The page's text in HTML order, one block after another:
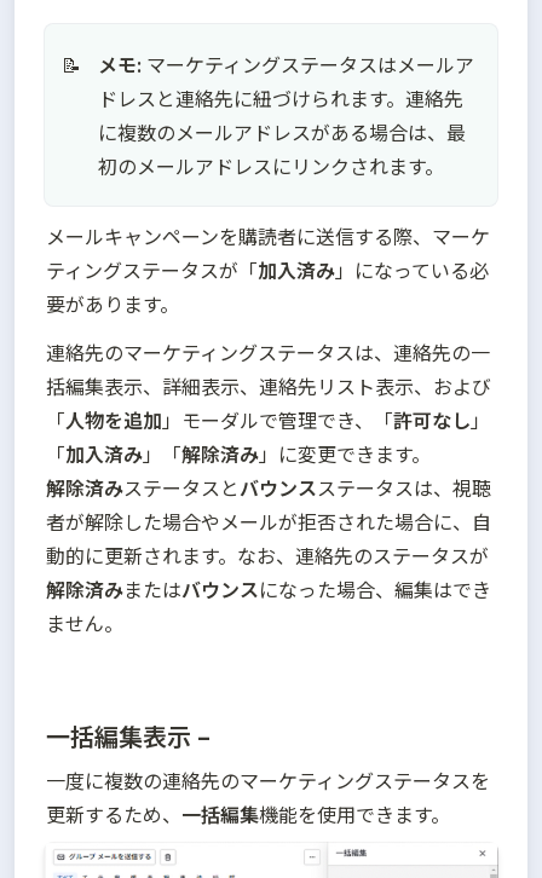
📝 メモ: マーケティングステータスはメールア
ドレスと連絡先に紐づけられます。連絡先
に複数のメールアドレスがある場合は、最
初のメールアドレスにリンクされます。
メールキャンペーンを購読者に送信する際、マーケ
ティングステータスが「加入済み」になっている必
要があります。
連絡先のマーケティングステータスは、連絡先の一
括編集表示、詳細表示、連絡先リスト表示、および
「人物を追加 」モーダルで管理でき、「許可なし 」
「加入済み」「解除済み
解除済みステータスとバウンスステータスは、視聴
者が解除した場合やメールが拒否された場合に、自
動的に更新されます。なお、連絡先のステータスが
解除済みまたはバウンスになった場合、編集はでき
ません。
一括編集表示 –
一度に複数の連絡先のマーケティングステータスを
更新するため、 一括編集機能を使用できます。